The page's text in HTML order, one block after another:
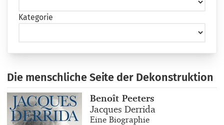
Kategorie
Die menschliche Seite der Dekonstruktion
Buchautor_innen
Benoît Peeters
Buchtitel
Jacques Derrida
Buchuntertitel
Eine Biographie